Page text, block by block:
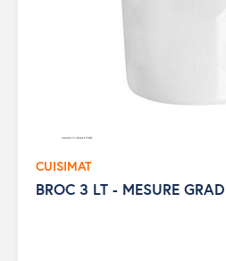
CUISIMAT
BROC 3 LT - MESURE